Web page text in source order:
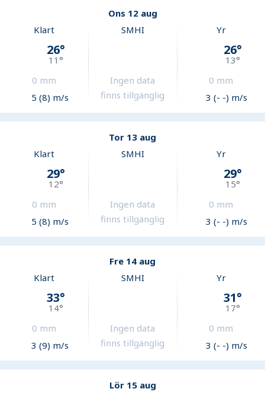
Ons 12 aug
Klart
26°
11°
0 mm
5 (8) m/s
SMHI
Ingen data
finns tillgänglig
Yr
26°
13°
0 mm
3 (- -) m/s
Tor 13 aug
Klart
29°
12°
0 mm
5 (8) m/s
SMHI
Ingen data
finns tillgänglig
Yr
29°
15°
0 mm
3 (- -) m/s
Fre 14 aug
Klart
33°
14°
0 mm
3 (9) m/s
SMHI
Ingen data
finns tillgänglig
Yr
31°
17°
0 mm
3 (- -) m/s
Lör 15 aug